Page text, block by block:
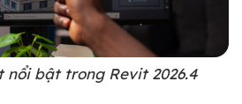
nổi bật trong Revit 2026.4